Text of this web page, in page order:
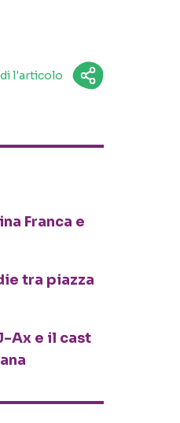
l'articolo
Franca e
tra piazza
Ax e il cast